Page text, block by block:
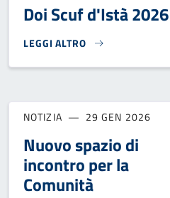
Doi Scuf d'Istà 2026
LEGGI ALTRO
DOI SCUF D'ISTÀ 2026}
NOTIZIA 29 GEN 2026
Nuovo spazio di
incontro per la
Comunità